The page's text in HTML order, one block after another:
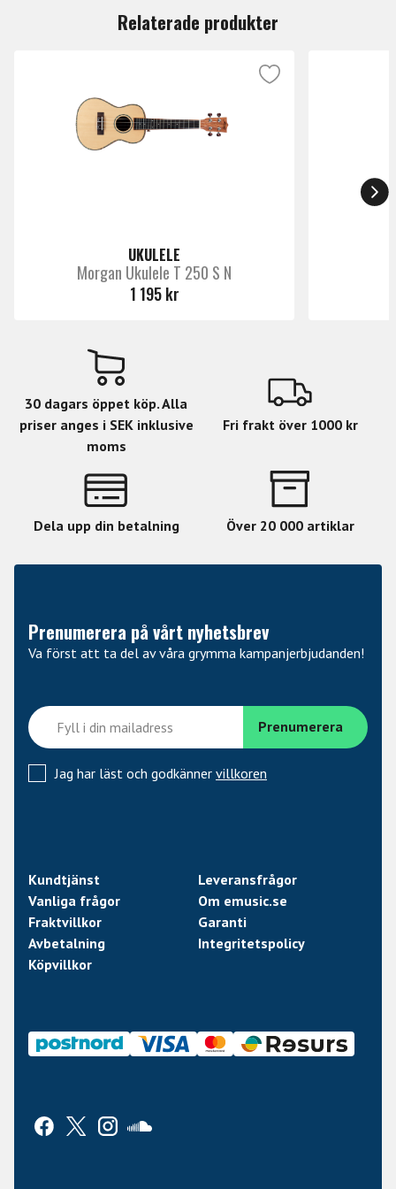
Relaterade produkter
UKULELE
Morgan Ukulele T 250 S N
1 195 kr
30 dagars öppet köp. Alla
priser anges i SEK inklusive
moms
Fri frakt över 1000 kr
Dela upp din betalning Över 20 000 artiklar
Prenumerera på vårt nyhetsbrev
Va först att ta del av våra grymma kampanjerbjudanden!
Jag har läst och godkänner villkoren
Kundtjänst
Leveransfrågor
Vanliga frågor
Om emusic.se
Fraktvillkor
Garanti
Avbetalning
Integritetspolicy
Köpvillkor